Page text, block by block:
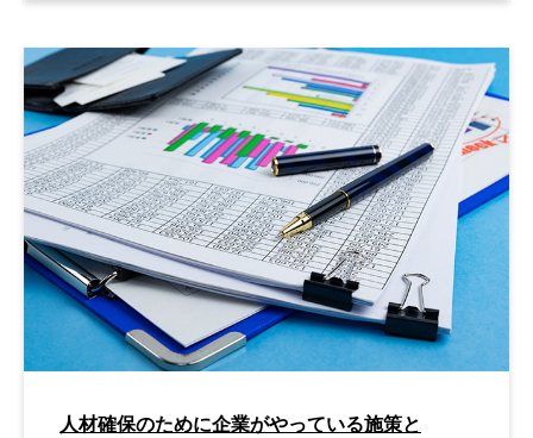
人材確保のために企業がやっている施策と